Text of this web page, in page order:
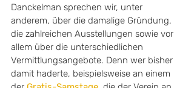
Danckelman sprechen wir, unter
anderem, über die damalige Gründung,
die zahlreichen Ausstellungen sowie vor
allem über die unterschiedlichen
Vermittlungsangebote. Denn wer bisher
damit haderte, beispielsweise an einem